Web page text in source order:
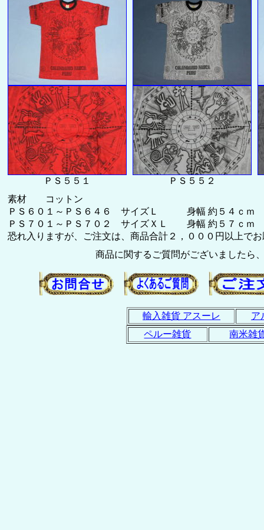
ＰＳ５５１
ＰＳ５５２
素材 コットン
ＰＳ６０１～ＰＳ６４６ サイズＬ 身幅 約５４ｃｍ
ＰＳ７０１～ＰＳ７０２ サイズＸＬ 身幅 約５７ｃ
恐れ入りますが、ご注文は、商品合計２，０００円以上でお
商品に関するご質問がございましたら
輸入雑貨 アスーレ
ア
ペルー雑貨
南米雑